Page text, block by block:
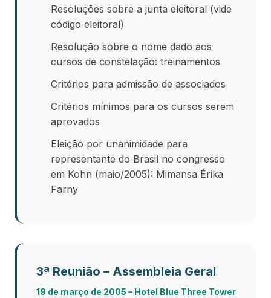
Resoluções sobre a junta eleitoral (vide
código eleitoral)
Resolução sobre o nome dado aos
cursos de constelação: treinamentos
Critérios para admissão de associados
Critérios mínimos para os cursos serem
aprovados
Eleição por unanimidade para
representante do Brasil no congresso
em Kohn (maio/2005): Mimansa Érika
Farny
3ª Reunião – Assembleia Geral
19 de março de 2005 – Hotel Blue Three Tower